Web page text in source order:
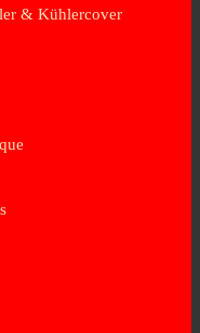
& Kühlercover